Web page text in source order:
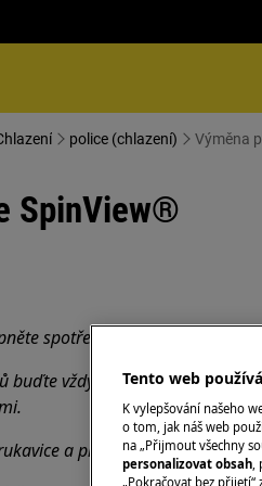
police (chlazení) Výměna
SpinView®
spotřebič a vytáhněte zástrčku
buďte vždy opatrní, u těžkých
a přiloženou obuv.
Tento web
K vylepšování našeho
o tom, jak náš web
na „Přijmout všechny
personalizovat obsah,
„Pokračovat bez